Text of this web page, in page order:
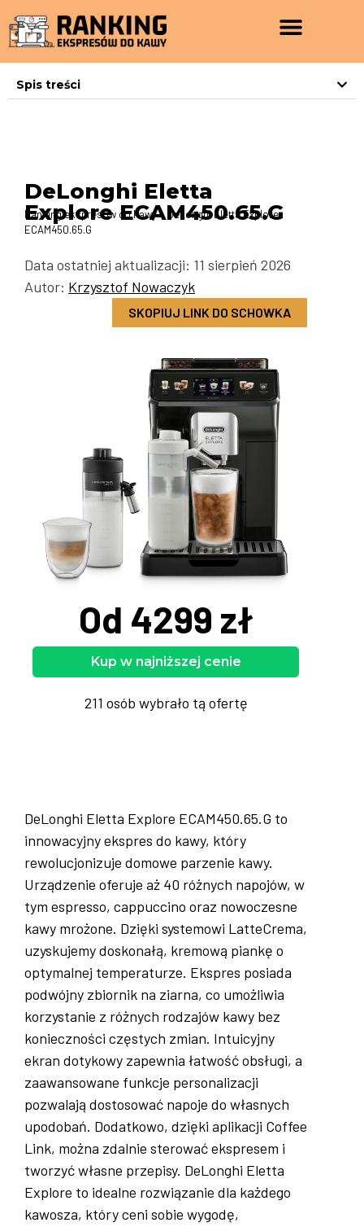
Spis treści
DeLonghi Eletta
Explore ECAM450.65.G
Ranking ekspresów do kawy» DeLonghi Eletta Explore
ECAM450.65.G
Data ostatniej aktualizacji: 11 sierpień 2026
Autor: Krzysztof Nowaczyk
SKOPIUJ LINK DO SCHOWKA
Od 4299 zł
Kup w najniższej cenie
211 osób wybrało tą ofertę
DeLonghi Eletta Explore ECAM450.65.G to
innowacyjny ekspres do kawy, który
rewolucjonizuje domowe parzenie kawy.
Urządzenie oferuje aż 40 różnych napojów, w
tym espresso, cappuccino oraz nowoczesne
kawy mrożone. Dzięki systemowi LatteCrema,
uzyskujemy doskonałą, kremową piankę o
optymalnej temperaturze. Ekspres posiada
podwójny zbiornik na ziarna, co umożliwia
korzystanie z różnych rodzajów kawy bez
konieczności częstych zmian. Intuicyjny
ekran dotykowy zapewnia łatwość obsługi, a
zaawansowane funkcje personalizacji
pozwalają dostosować napoje do własnych
upodobań. Dodatkowo, dzięki aplikacji Coffee
Link, można zdalnie sterować ekspresem i
tworzyć własne przepisy. DeLonghi Eletta
Explore to idealne rozwiązanie dla każdego
kawosza, który ceni sobie wygodę,